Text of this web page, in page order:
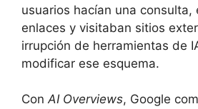
usuarios hacían una consulta,
enlaces y visitaban sitios
irrupción de herramientas de
modificar ese esquema.
ConAI Overviews, Google